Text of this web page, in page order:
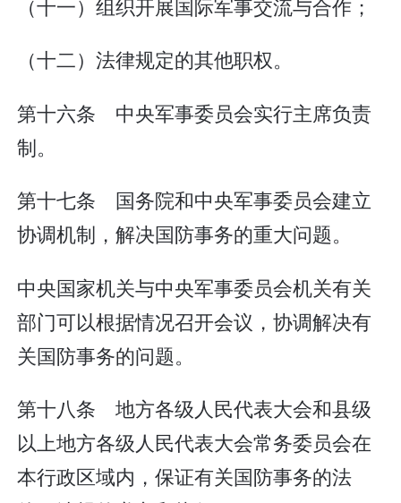
（十一）组织开展国际军事交流与合作；
（十二）法律规定的其他职权。
第十六条 中央军事委员会实行主席负责
制。
第十七条 国务院和中央军事委员会建立
协调机制，解决国防事务的重大问题。
中央国家机关与中央军事委员会机关有关
部门可以根据情况召开会议，协调解决有
关国防事务的问题。
第十八条 地方各级人民代表大会和县级
以上地方各级人民代表大会常务委员会在
本行政区域内，保证有关国防事务的法